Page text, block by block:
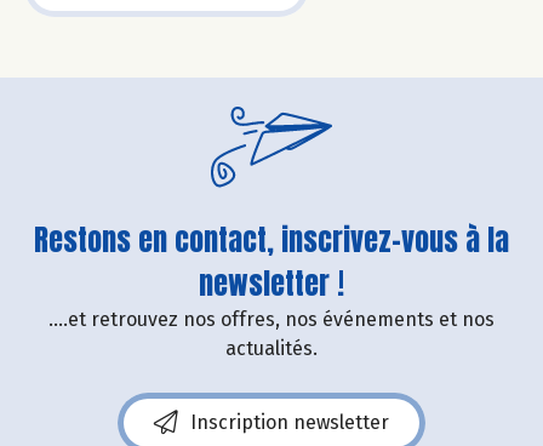
Restons en contact, inscrivez-vous à la
newsletter !
....et retrouvez nos offres, nos événements et nos
actualités.
Inscription newsletter